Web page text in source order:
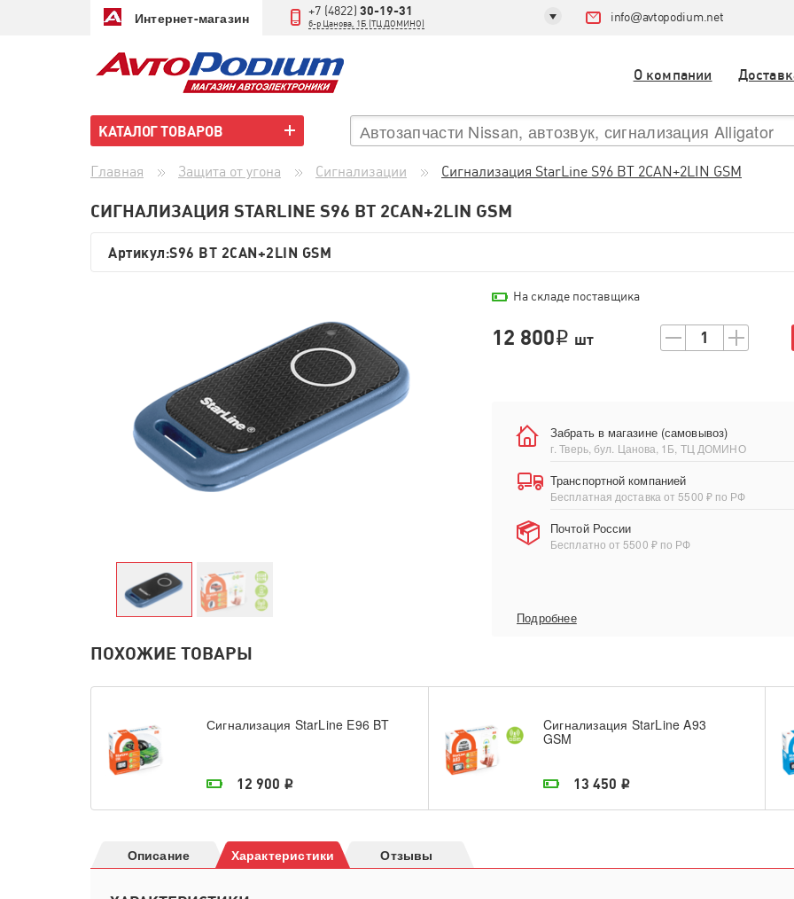
Интернет-магазин +7 (4822) 30-19-31
б-р Цанова, 1Б (ТЦ ДОМИНО) info@avtopodium.net
О компании
КАТАЛОГ ТОВАРОВ
Главная Защита от угона Сигнализации Сигнализация StarLine S96 BT 2CAN+2LIN GSM
СИГНАЛИЗАЦИЯ STARLINE S96 BT 2CAN+2LIN GSM
Артикул:S96 BT 2CAN+2LIN GSM
На складе поставщика
12 800i шт 1
Забрать в магазине (самовывоз)
г. Тверь, бул. Цанова, 1Б, ТЦ ДОМИНО
Транспортной компанией
Бесплатная доставка от 5500 ₽ по РФ
Почтой России
Бесплатно от 5500 ₽ по РФ
Подробнее
ПОХОЖИЕ ТОВАРЫ
Сигнализация StarLine E96 BT
На складе поставщика
12 900 i
Cигнализация StarLine A93
GSM
На складе поставщика
13 450 i
Описание Характеристики Отзывы